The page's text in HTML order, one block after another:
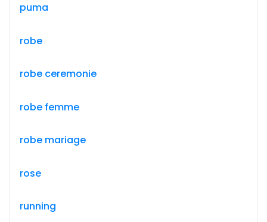
puma
robe
robe ceremonie
robe femme
robe mariage
rose
running